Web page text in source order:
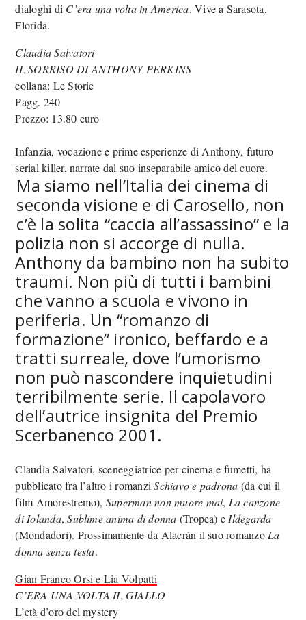
dialoghi di C’era una volta in America. Vive a Sarasota,
Florida.
Claudia Salvatori
IL SORRISO DI ANTHONY PERKINS
collana: Le Storie
Pagg. 240
Prezzo: 13.80 euro
Infanzia, vocazione e prime esperienze di Anthony, futuro
serial killer, narrate dal suo inseparabile amico del cuore.
Ma siamo nell’Italia dei cinema di
seconda visione e di Carosello, non
c’è la solita “caccia all’assassino” e la
polizia non si accorge di nulla.
Anthony da bambino non ha subito
traumi. Non più di tutti i bambini
che vanno a scuola e vivono in
periferia. Un “romanzo di
formazione” ironico, beffardo e a
tratti surreale, dove l’umorismo
non può nascondere inquietudini
terribilmente serie. Il capolavoro
dell’autrice insignita del Premio
Scerbanenco 2001.
Claudia Salvatori, sceneggiatrice per cinema e fumetti, ha
pubblicato fra l’altro i romanziSchiavo e padrona (da cui il
film Amorestremo), Superman non muore mai, La canzone
di Iolanda,Sublime anima di donna (Tropea) e Ildegarda
(Mondadori). Prossimamente da Alacrán il suo romanzo La
donna senza testa.
Gian Franco Orsi e Lia Volpatti
C’ERA UNA VOLTA IL GIALLO
L’età d’oro del mystery